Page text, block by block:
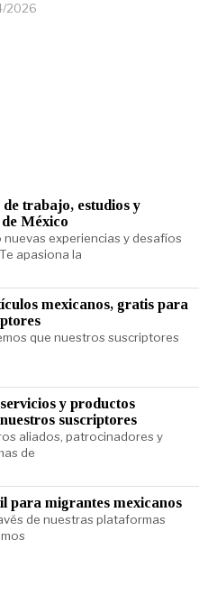
2026
trabajo, estudios y
México
nuevas experiencias y desafíos
apasiona la
mexicanos, gratis para
que nuestros suscriptores
y productos
suscriptores
aliados, patrocinadores y
de
para migrantes mexicanos
de nuestras plataformas